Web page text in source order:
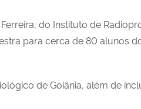
do Instituto de
para cerca de 80 alunos
de Goiânia, além de